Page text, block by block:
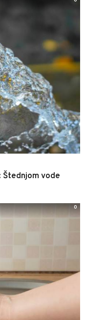
Štednjom vode
0